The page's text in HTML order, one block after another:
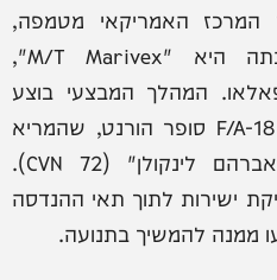
המרכז האמריקאי מטמפה,
פלורידה, הספינה שהושבתה היא "M/T Marivex",
המהלך המבצעי בוצע
באמצעות מטוס קרב מסוג F/A-18 סופר הורנט, שהמריא
מנושאת המטוסים "USS אברהם לינקולן" (CVN 72).
ישירות לתוך תאי ההנדסה
ממנה להמשיך בתנועה.